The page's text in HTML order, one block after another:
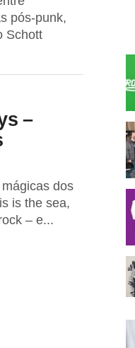
pós-punk,
Schott
–
dos
is the sea,
– e...